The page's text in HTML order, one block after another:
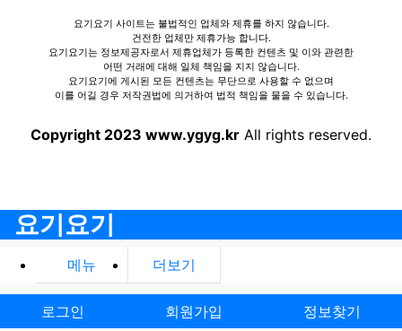
요기요기 사이트는 불법적인 업체와 제휴를 하지 않습니다.
건전한 업체만 제휴가능 합니다.
요기요기는 정보제공자로서 제휴업체가 등록한 컨텐츠 및 이와 관련한
어떤 거래에 대해 일체 책임을 지지 않습니다.
요기요기에 게시된 모든 컨텐츠는 무단으로 사용할 수 없으며
이를 어길 경우 저작권법에 의거하여 법적 책임을 물을 수 있습니다.
Copyright 2023 www.ygyg.kr All rights reserved.
요기요기
메뉴 더보기
로그인 회원가입 정보찾기